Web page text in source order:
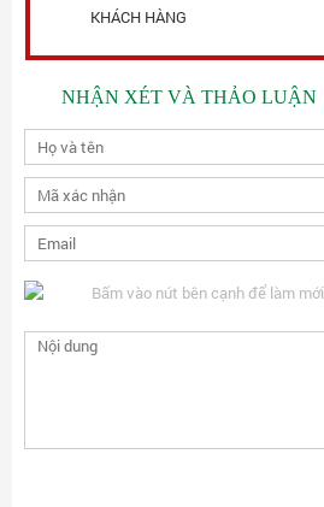
KHÁCH HÀNG
NHẬN XÉT VÀ THẢO LUẬN
Bấm vào nút bên cạnh để làm mới